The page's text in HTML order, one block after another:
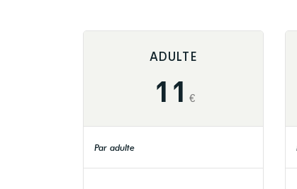
ADULTE
11
€
Par adulte